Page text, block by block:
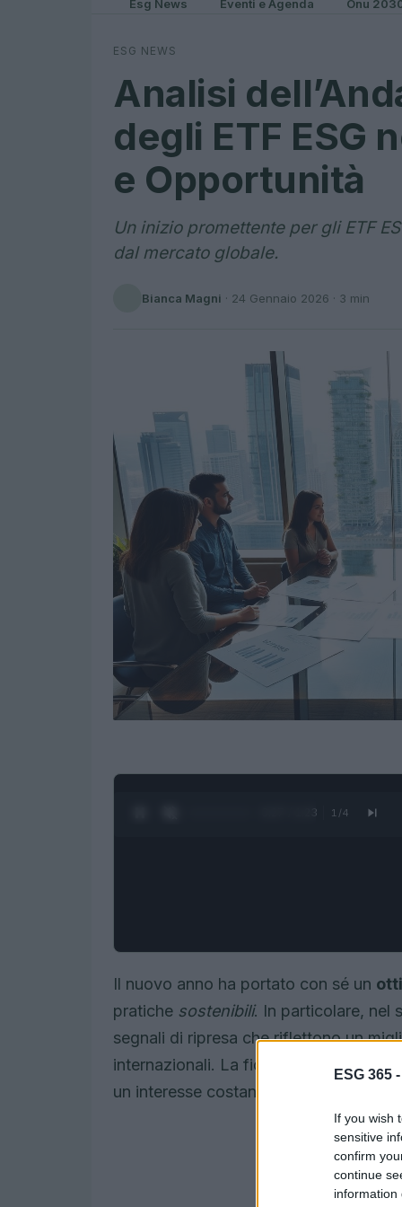
ESG 365 -
If you wish
sensitive
confirm
continue
information
Esg News Eventi e Agenda Onu
ESG NEWS
Analisi
degli ETF ESG
e Opportunità
Un inizio promettente per gli ETF
dal mercato globale.
Bianca Magni · 24 Gennaio 2026 · 3 min
0:28 / 1:23 1 /4
Il nuovo anno ha portato con sé un
pratiche sostenibili. In particolare, nel
segnali di ripresa che riflettono un
internazionali. La fiducia degli
un interesse costante verso queste